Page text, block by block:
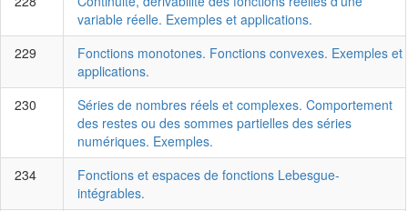
variable réelle. Exemples et applications.
229
Fonctions monotones. Fonctions convexes. Exemples et
applications.
230
Séries de nombres réels et complexes. Comportement
des restes ou des sommes partielles des séries
numériques. Exemples.
234
Fonctions et espaces de fonctions Lebesgue-
intégrables.